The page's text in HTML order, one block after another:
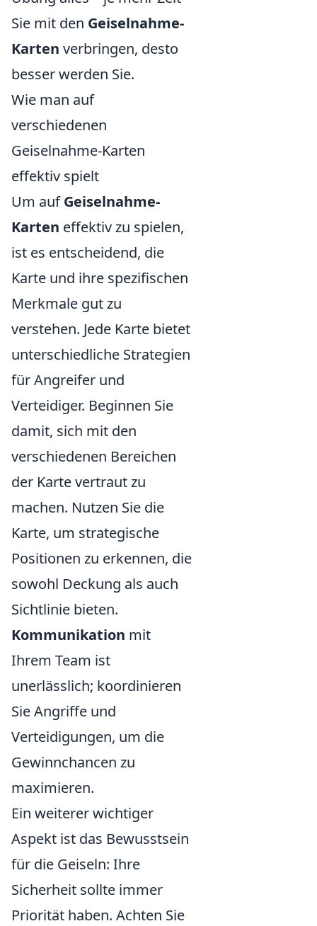
Sie mit den Geiselnahme-
Karten verbringen, desto
besser werden Sie.
Wie man auf
verschiedenen
Geiselnahme-Karten
effektiv spielt
Um aufGeiselnahme-
Karten effektiv zu spielen,
ist es entscheidend, die
Karte und ihre spezifischen
Merkmale gut zu
verstehen. Jede Karte bietet
unterschiedliche Strategien
für Angreifer und
Verteidiger. Beginnen Sie
damit, sich mit den
verschiedenen Bereichen
der Karte vertraut zu
machen. Nutzen Sie die
Karte, um strategische
Positionen zu erkennen, die
sowohl Deckung als auch
Sichtlinie bieten.
Kommunikation mit
Ihrem Team ist
unerlässlich; koordinieren
Sie Angriffe und
Verteidigungen, um die
Gewinnchancen zu
maximieren.
Ein weiterer wichtiger
Aspekt ist das Bewusstsein
für die Geiseln: Ihre
Sicherheit sollte immer
Priorität haben. Achten Sie